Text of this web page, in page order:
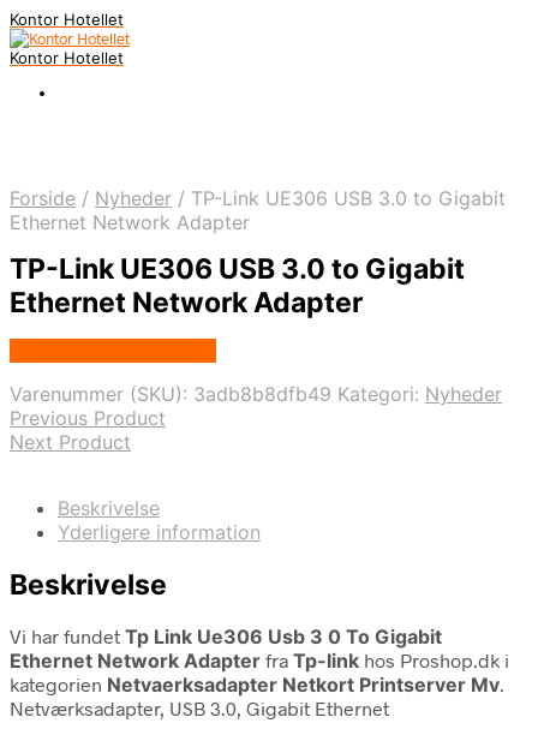
Kontor Hotellet
Kontor Hotellet
Forside / Nyheder / TP-Link UE306 USB 3.0 to Gigabit
Ethernet Network Adapter
TP-Link UE306 USB 3.0 to Gigabit
Ethernet Network Adapter
Varenummer (SKU): 3adb8b8dfb49 Kategori: Nyheder
Previous Product
Next Product
Beskrivelse
Yderligere information
Beskrivelse
Vi har fundet Tp Link Ue306 Usb 3 0 To Gigabit
Ethernet Network Adapter fra Tp-link hos Proshop.dk i
kategorien Netvaerksadapter Netkort Printserver Mv.
Netværksadapter, USB 3.0, Gigabit Ethernet